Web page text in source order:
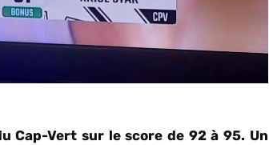
Cap-Vert sur le score de 92 à 95. Un